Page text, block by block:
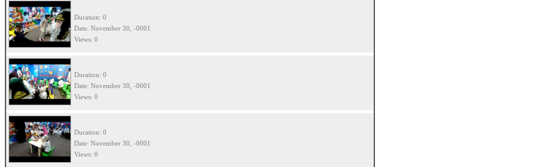
Duration: 0
Date: November 30, -0001
Views: 0
Duration: 0
Date: November 30, -0001
Views: 0
Duration: 0
Date: November 30, -0001
Views: 0